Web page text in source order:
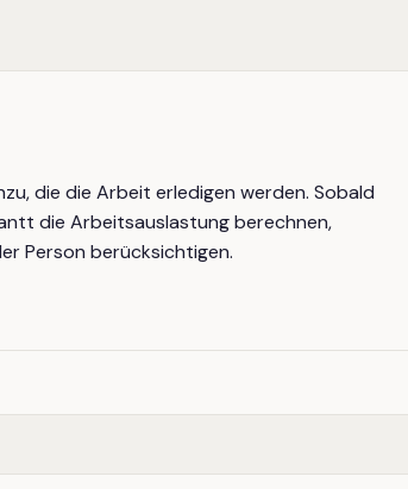
die die Arbeit erledigen werden. Sobald
die Arbeitsauslastung berechnen,
Person berücksichtigen.